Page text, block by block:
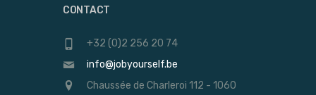
CONTACT
+32 (0)2 256 20 74
info@jobyourself.be
Chaussée de Charleroi 112 - 1060